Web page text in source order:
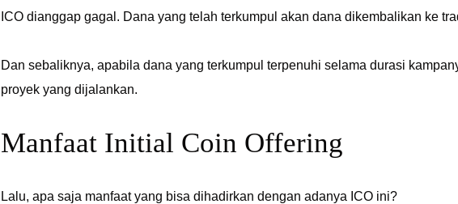
ICO dianggap gagal. Dana yang telah terkumpul akan dana dikembalikan ke
Dan sebaliknya, apabila dana yang terkumpul terpenuhi selama durasi
proyek yang dijalankan.
Manfaat Initial Coin Offering
Lalu, apa saja manfaat yang bisa dihadirkan dengan adanya ICO ini?